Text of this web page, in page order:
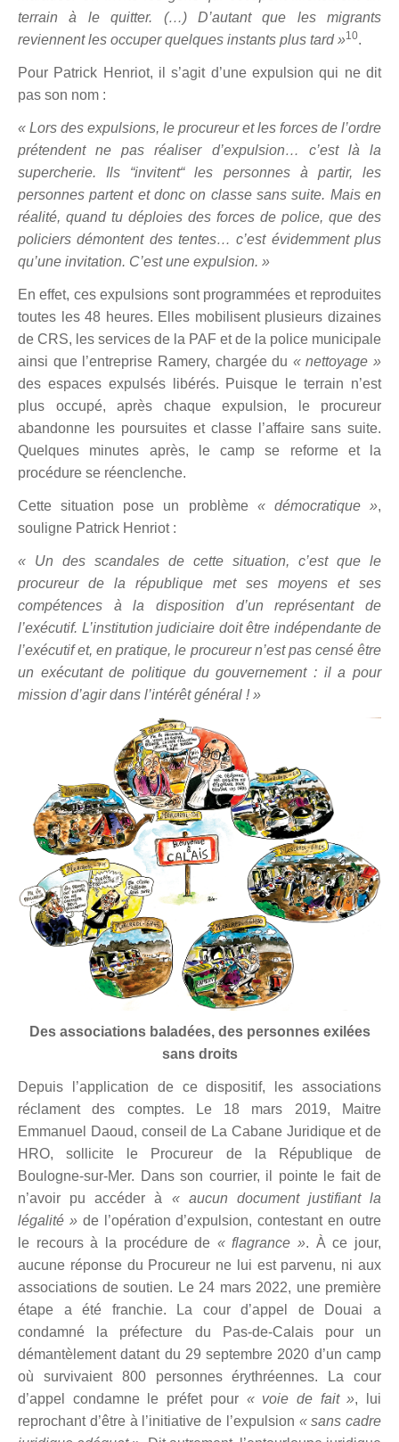
terrain à le quitter. (…) D’autant que les migrants
reviennent les occuper quelques instants plus tard »10.
Pour Patrick Henriot, il s’agit d’une expulsion qui ne dit
pas son nom :
« Lors des expulsions, le procureur et les forces de l’ordre
prétendent ne pas réaliser d’expulsion… c’est là la
supercherie. Ils “invitent“ les personnes à partir, les
personnes partent et donc on classe sans suite. Mais en
réalité, quand tu déploies des forces de police, que des
policiers démontent des tentes… c’est évidemment plus
qu’une invitation. C’est une expulsion. »
En effet, ces expulsions sont programmées et reproduites
toutes les 48 heures. Elles mobilisent plusieurs dizaines
de CRS, les services de la PAF et de la police municipale
ainsi que l’entreprise Ramery, chargée du « nettoyage »
des espaces expulsés libérés. Puisque le terrain n’est
plus occupé, après chaque expulsion, le procureur
abandonne les poursuites et classe l’affaire sans suite.
Quelques minutes après, le camp se reforme et la
procédure se réenclenche.
Cette situation pose un problème « démocratique »,
souligne Patrick Henriot :
« Un des scandales de cette situation, c’est que le
procureur de la république met ses moyens et ses
compétences à la disposition d’un représentant de
l’exécutif. L’institution judiciaire doit être indépendante de
l’exécutif et, en pratique, le procureur n’est pas censé être
un exécutant de politique du gouvernement : il a pour
mission d’agir dans l’intérêt général ! »
Des associations baladées, des personnes exilées
sans droits
Depuis l’application de ce dispositif, les associations
réclament des comptes. Le 18 mars 2019, Maitre
Emmanuel Daoud, conseil de La Cabane Juridique et de
HRO, sollicite le Procureur de la République de
Boulogne-sur-Mer. Dans son courrier, il pointe le fait de
n’avoir pu accéder à « aucun document justifiant la
légalité »de l’opération d’expulsion, contestant en outre
le recours à la procédure de « flagrance ». À ce jour,
aucune réponse du Procureur ne lui est parvenu, ni aux
associations de soutien. Le 24 mars 2022, une première
étape a été franchie. La cour d’appel de Douai a
condamné la préfecture du Pas-de-Calais pour un
démantèlement datant du 29 septembre 2020 d’un camp
où survivaient 800 personnes érythréennes. La cour
d’appel condamne le préfet pour « voie de fait », lui
reprochant d’être à l’initiative de l’expulsion « sans cadre